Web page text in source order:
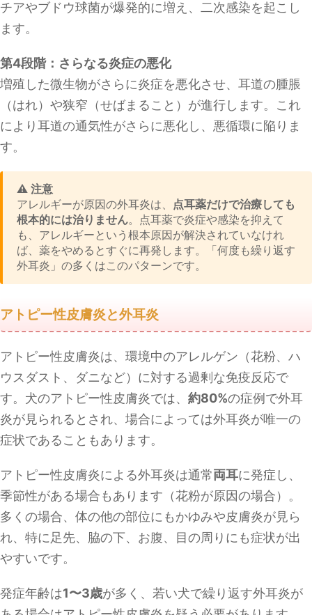
チアやブドウ球菌が爆発的に増え、二次感染を起こし
ます。
第4段階：さらなる炎症の悪化
増殖した微生物がさらに炎症を悪化させ、耳道の腫脹
（はれ）や狭窄（せばまること）が進行します。これ
により耳道の通気性がさらに悪化し、悪循環に陥りま
す。
⚠️ 注意
アレルギーが原因の外耳炎は、 点耳薬だけで治療しても
根本的には治りません。点耳薬で炎症や感染を抑えて
も、アレルギーという根本原因が解決されていなけれ
ば、薬をやめるとすぐに再発します。「何度も繰り返す
外耳炎」の多くはこのパターンです。
アトピー性皮膚炎と外耳炎
アトピー性皮膚炎は、環境中のアレルゲン（花粉、ハ
ウスダスト、ダニなど）に対する過剰な免疫反応で
す。犬のアトピー性皮膚炎では、 約80%の症例で外耳
炎が見られるとされ、場合によっては外耳炎が唯一の
症状であることもあります。
アトピー性皮膚炎による外耳炎は通常両耳に発症し、
季節性がある場合もあります（花粉が原因の場合）。
多くの場合、体の他の部位にもかゆみや皮膚炎が見ら
れ、特に足先、脇の下、お腹、目の周りにも症状が出
やすいです。
発症年齢は1〜3歳が多く、若い犬で繰り返す外耳炎が